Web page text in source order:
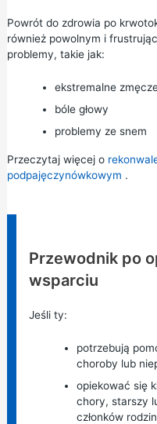
Powrót do zdrowia po
również powolnym i
problemy, takie jak:
ekstremalne
bóle głowy
problemy ze snem
Przeczytaj więcej o
podpajęczynówkowym .
Przewodnik po
wsparciu
Jeśli ty:
potrzebują
choroby lub
opiekować się
chory, starszy
członków